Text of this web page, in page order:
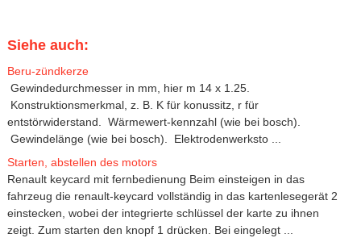
Siehe auch:
Beru-zündkerze
Gewindedurchmesser in mm, hier m 14 x 1.25.
Konstruktionsmerkmal, z. B. K für konussitz, r für
entstörwiderstand. Wärmewert-kennzahl (wie bei bosch).
Gewindelänge (wie bei bosch). Elektrodenwerksto ...
Starten, abstellen des motors
Renault keycard mit fernbedienung Beim einsteigen in das
fahrzeug die renault-keycard vollständig in das kartenlesegerät 2
einstecken, wobei der integrierte schlüssel der karte zu ihnen
zeigt. Zum starten den knopf 1 drücken. Bei eingelegt ...